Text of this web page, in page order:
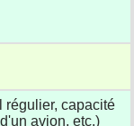
régulier, capacité
avion, etc.)